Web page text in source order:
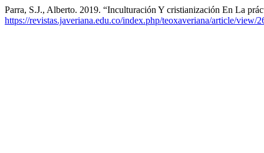
Parra, S.J., Alberto. 2019. “Inculturación Y cristianización En La
https://revistas.javeriana.edu.co/index.php/teoxaveriana/article/view/